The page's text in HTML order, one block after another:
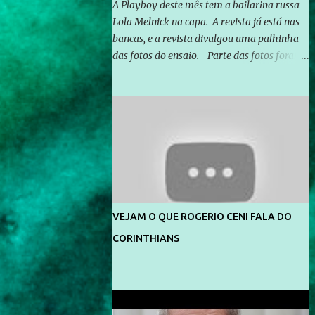
A Playboy deste mês tem a bailarina russa
Lola Melnick na capa. A revista já está nas
bancas, e a revista divulgou uma palhinha
das fotos do ensaio. Parte das fotos foram
divulga capa e primeiras fotos de Lola
Melnick - @aredacao
VEJAM O QUE ROGERIO CENI FALA DO
CORINTHIANS